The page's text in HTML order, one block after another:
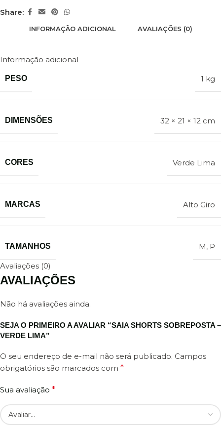
Share:
INFORMAÇÃO ADICIONAL AVALIAÇÕES (0)
Informação adicional
PESO 1 kg
DIMENSÕES 32 × 21 × 12 cm
CORES Verde Lima
MARCAS Alto Giro
TAMANHOS M, P
Avaliações (0)
AVALIAÇÕES
Não há avaliações ainda.
SEJA O PRIMEIRO A AVALIAR “SAIA SHORTS SOBREPOSTA –
VERDE LIMA”
O seu endereço de e-mail não será publicado. Campos
obrigatórios são marcados com *
Sua avaliação *